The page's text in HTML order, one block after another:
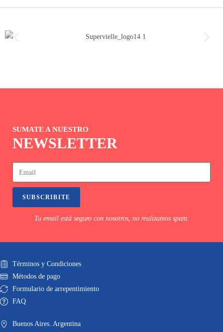
SUMATE A NUESTRO
NEWSLETTER
SUBSCRIBITE
Tu email está seguro con nosotros, no realizamos spam.
Términos y Condiciones
Métodos de pago
Formulario de arrepentimiento
FAQ
Buenos Aires. Argentina